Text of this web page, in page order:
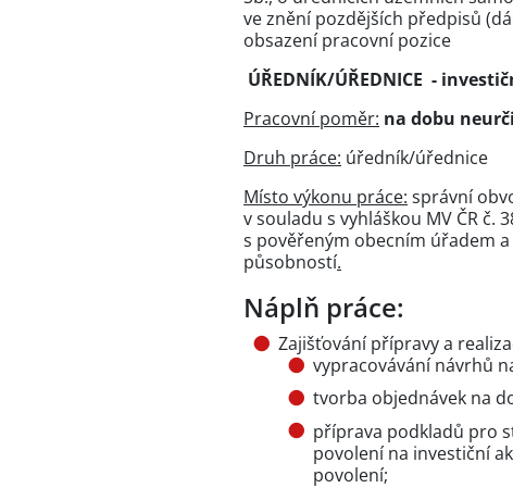
ve znění pozdějších předpisů
obsazení pracovní pozice
ÚŘEDNÍK/ÚŘEDNICE -
Pracovní poměr: na dobu
Druh práce: úředník/úřednice
Místo výkonu práce: správní
v souladu s vyhláškou MV ČR č.
s pověřeným obecním úřadem
působností.
Náplň práce:
Zajišťování přípravy a
vypracovávání návrhů
tvorba objednávek na
příprava podkladů pro
povolení na investiční
povolení;